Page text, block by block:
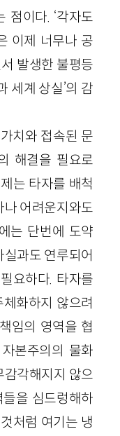
점이다. ‘각자도
이제 너무나 공
발생한 불평등
세계 상실’의 감
치와 접속된 문
해결을 필요로
는 타자를 배척
나 어려운지와도
는 단번에 도약
과도 연루되어
요하다. 타자를
화하지 않으려
임의 영역을 협
본주의의 물화
감각해지지 않으
을 심드렁해하
처럼 여기는 냉